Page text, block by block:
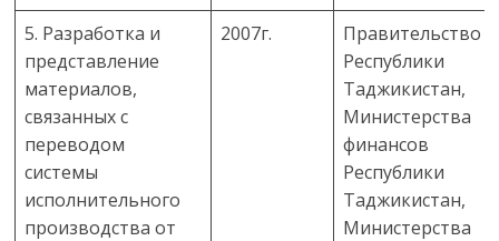
5. Разработка и
представление
материалов,
связанных с
переводом
системы
исполнительного
производства от
2007г.
Правительство
Республики
Таджикистан,
Министерства
финансов
Республики
Таджикистан,
Министерства